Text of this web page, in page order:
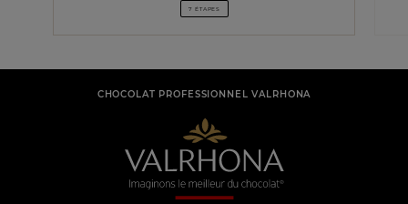
7 ÉTAPES
CHOCOLAT PROFESSIONNEL VALRHONA